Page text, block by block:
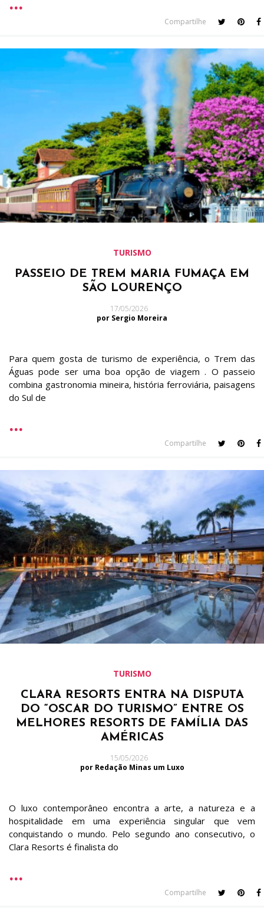
Compartilhe
TURISMO
PASSEIO DE TREM MARIA FUMAÇA EM
SÃO LOURENÇO
17/05/2026
por Sergio Moreira
Para quem gosta de turismo de experiência, o Trem das
Águas pode ser uma boa opção de viagem . O passeio
combina gastronomia mineira, história ferroviária, paisagens
do Sul de
Compartilhe
TURISMO
CLARA RESORTS ENTRA NA DISPUTA
DO “OSCAR DO TURISMO” ENTRE OS
MELHORES RESORTS DE FAMÍLIA DAS
AMÉRICAS
15/05/2026
por Redação Minas um Luxo
O luxo contemporâneo encontra a arte, a natureza e a
hospitalidade em uma experiência singular que vem
conquistando o mundo. Pelo segundo ano consecutivo, o
Clara Resorts é finalista do
Compartilhe